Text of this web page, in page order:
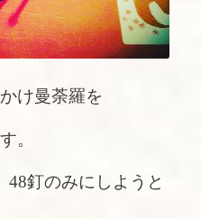
け曼荼羅を
。
48釘のみにしようと